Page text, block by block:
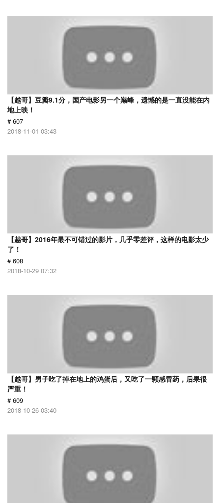
【越哥】豆瓣9.1分，国产电影另一个巅峰，遗憾的是一直没能在内
地上映！
# 607
2018-11-01 03:43
【越哥】2016年最不可错过的影片，几乎零差评，这样的电影太少
了！
# 608
2018-10-29 07:32
【越哥】男子吃了掉在地上的鸡蛋后，又吃了一颗感冒药，后果很
严重！
# 609
2018-10-26 03:40